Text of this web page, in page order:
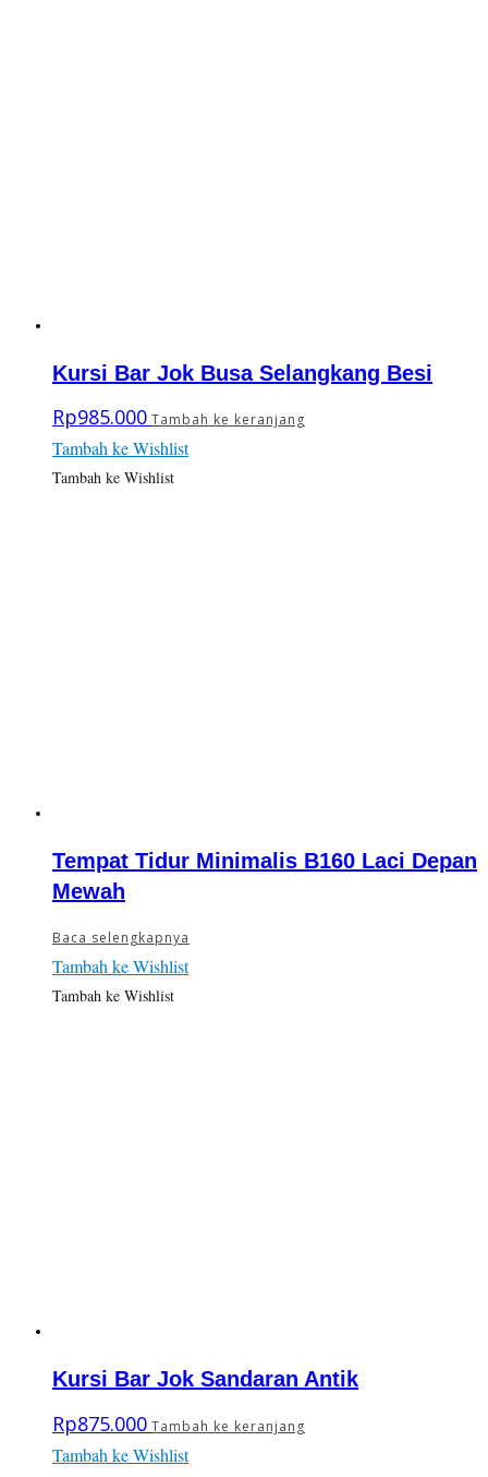
Kursi Bar Jok Busa Selangkang Besi
Rp985.000 Tambah ke keranjang
Tambah ke Wishlist
Tambah ke Wishlist
Tempat Tidur Minimalis B160 Laci Depan
Mewah
Baca selengkapnya
Tambah ke Wishlist
Tambah ke Wishlist
Kursi Bar Jok Sandaran Antik
Rp875.000 Tambah ke keranjang
Tambah ke Wishlist